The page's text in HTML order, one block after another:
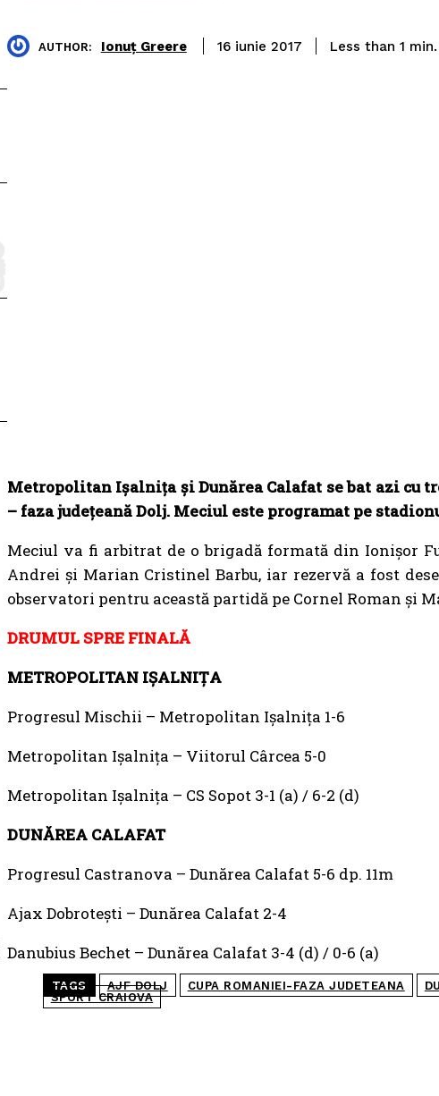
AUTHOR: Ionuț Greere 16 iunie 2017 Less than 1 min.
Metropolitan Ișalnița și Dunărea Calafat se bat azi cu
– faza județeană Dolj. Meciul este programat pe
Meciul va fi arbitrat de o brigadă formată din Ionișor
Andrei și Marian Cristinel Barbu, iar rezervă a fost
observatori pentru această partidă pe Cornel Roman și
DRUMUL SPRE FINALĂ
METROPOLITAN IȘALNIȚA
Progresul Mischii – Metropolitan Ișalnița 1-6
Metropolitan Ișalnița – Viitorul Cârcea 5-0
Metropolitan Ișalnița – CS Sopot 3-1 (a) / 6-2 (d)
DUNĂREA CALAFAT
Progresul Castranova – Dunărea Calafat 5-6 dp. 11m
Ajax Dobrotești – Dunărea Calafat 2-4
Danubius Bechet – Dunărea Calafat 3-4 (d) / 0-6 (a)
TAGS AJF DOLJ CUPA ROMANIEI-FAZA JUDETEANA
SPORT CRAIOVA